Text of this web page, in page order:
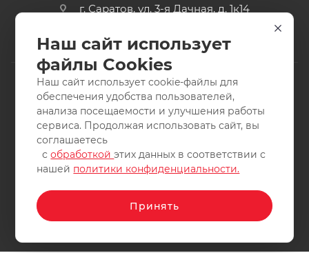
г. Саратов, ул. 3-я Дачная, д. 1к14
2011-2026 © интернет-магазин спортивных товаров
ВелоСаратов. Не является публичной офертой. Все права
защищены. Заимствование материалов и фотографий
запрещено.
Наш сайт использует
файлы Cookies
Наш сайт использует cookie-файлы для
обеспечения удобства пользователей,
анализа посещаемости и улучшения работы
сервиса. Продолжая использовать сайт, вы
соглашаетесь
собработкойэтих данных в соответствии с
нашей политики конфиденциальности.
Принять